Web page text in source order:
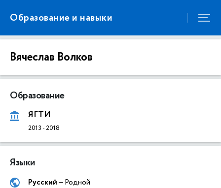
Образование и навыки
Вячеслав Волков
Образование
ЯГТИ
2013 -2018
Языки
Русский— Родной